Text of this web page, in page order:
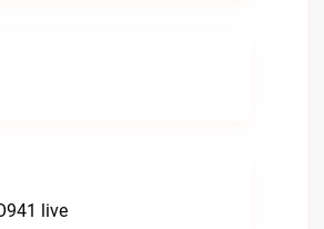
live